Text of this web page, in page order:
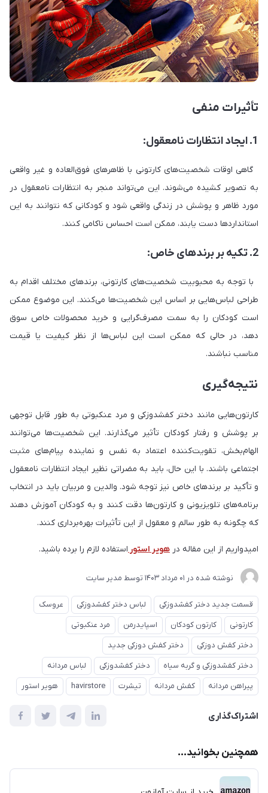
تأثیرات منفی
1. ایجاد انتظارات نامعقول:
گاهی اوقات شخصیت‌های کارتونی با ظاهرهای فوق‌العاده و غیر واقعی
به تصویر کشیده می‌شوند. این می‌تواند منجر به انتظارات نامعقول در
مورد ظاهر و پوشش در زندگی واقعی شود و کودکانی که نتوانند به این
استانداردها دست یابند، ممکن است احساس ناکامی کنند.
2. تکیه بر برندهای خاص:
با توجه به محبوبیت شخصیت‌های کارتونی، برندهای مختلف اقدام به
طراحی لباس‌هایی بر اساس این شخصیت‌ها می‌کنند. این موضوع ممکن
است کودکان را به سمت مصرف‌گرایی و خرید محصولات خاص سوق
دهد، در حالی که ممکن است این لباس‌ها از نظر کیفیت یا قیمت
مناسب نباشند.
نتیجه‌گیری
کارتون‌هایی مانند دختر کفشدوزکی و مرد عنکبوتی به طور قابل توجهی
بر پوشش و رفتار کودکان تأثیر می‌گذارند. این شخصیت‌ها می‌توانند
الهام‌بخش، تقویت‌کننده اعتماد به نفس و نماینده پیام‌های مثبت
اجتماعی باشند. با این حال، باید به مضراتی نظیر ایجاد انتظارات نامعقول
و تأکید بر برندهای خاص نیز توجه شود. والدین و مربیان باید در انتخاب
برنامه‌های تلویزیونی و کارتون‌ها دقت کنند و به کودکان آموزش دهند
که چگونه به طور سالم و معقول از این تأثیرات بهره‌برداری کنند.
امیدواریم از این مقاله در هویر استوراستفاده لازم را برده باشید.
نوشته شده در 01 مرداد 1403 توسط مدیر سایت
قسمت جدید دختر کفشدوزکی لباس دختر کفشدوزکی
عروسک
کارتونی
کارتون کودکان اسپایدرمن
مرد عنکبوتی
دختر کفش دوزکی
دختر کفش دوزکی جدید
دختر کفشدوزکی و گربه سیاه
دختر کفشدوزکی
لباس مردانه
پیراهن مردانه
کفش مردانه تیشرت havirstore هویر استور
اشتراک‌گذاری
همچنین بخوانید...